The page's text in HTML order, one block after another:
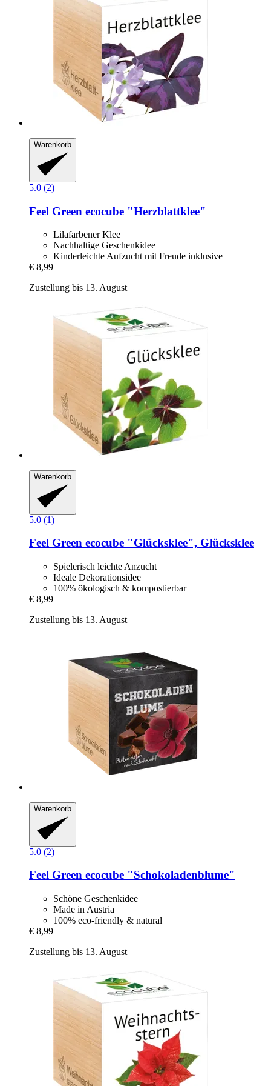
Warenkorb
5.0 (2)
Feel Green ecocube "Herzblattklee"
Lilafarbener Klee
Nachhaltige Geschenkidee
Kinderleichte Aufzucht mit Freude inklusive
€ 8,99
Zustellung bis 13. August
Warenkorb
5.0 (1)
Feel Green ecocube "Glücksklee", Glücksklee
Spielerisch leichte Anzucht
Ideale Dekorationsidee
100% ökologisch & kompostierbar
€ 8,99
Zustellung bis 13. August
Warenkorb
5.0 (2)
Feel Green ecocube "Schokoladenblume"
Schöne Geschenkidee
Made in Austria
100% eco-friendly & natural
€ 8,99
Zustellung bis 13. August